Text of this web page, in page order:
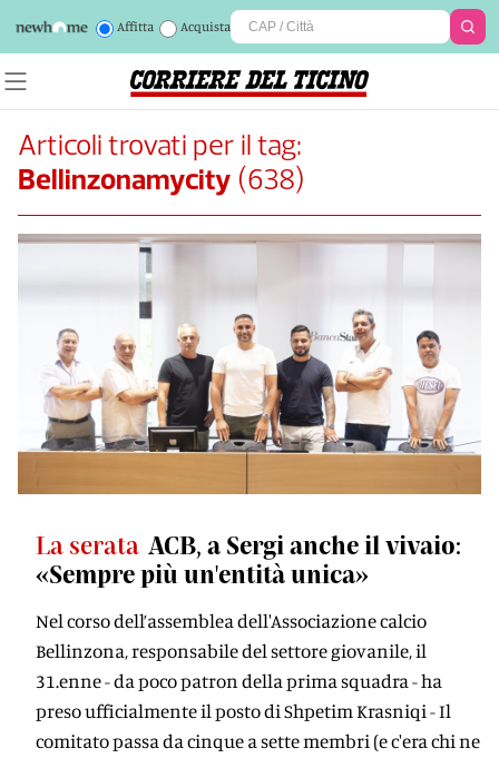
Affitta Acquista
Articoli trovati per il tag:
Bellinzonamycity (638)
La serata ACB, a Sergi anche il vivaio:
«Sempre più un'entità unica»
Nel corso dell’assemblea dell'Associazione calcio
Bellinzona, responsabile del settore giovanile, il
31.enne - da poco patron della prima squadra - ha
preso ufficialmente il posto di Shpetim Krasniqi - Il
comitato passa da cinque a sette membri (e c'era chi ne